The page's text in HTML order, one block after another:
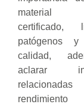
material
certificado,
patógenos
calidad,
aclarar